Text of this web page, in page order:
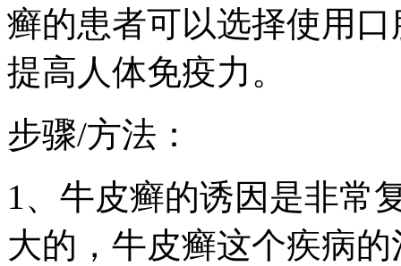
癣的患者可以选择使用
提高人体免疫力。
步骤/方法：
1、牛皮癣的诱因是非常
大的，牛皮癣这个疾病